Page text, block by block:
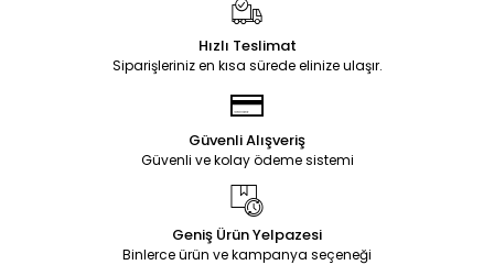
Hızlı Teslimat
Siparişleriniz en kısa sürede elinize ulaşır.
Güvenli Alışveriş
Güvenli ve kolay ödeme sistemi
Geniş Ürün Yelpazesi
Binlerce ürün ve kampanya seçeneği